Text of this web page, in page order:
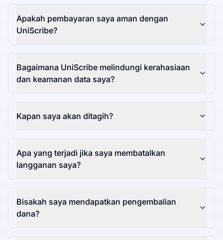
Apakah pembayaran saya aman dengan
UniScribe?
Bagaimana UniScribe melindungi kerahasiaan
dan keamanan data saya?
Kapan saya akan ditagih?
Apa yang terjadi jika saya membatalkan
langganan saya?
Bisakah saya mendapatkan pengembalian
dana?